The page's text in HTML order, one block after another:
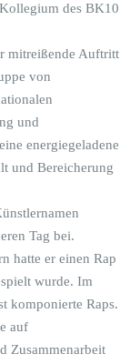
des BK10
mitreißende Auftritt
von
und
energiegeladene
und Bereicherung
Tag bei.
hatte er einen Rap
wurde. Im
komponierte Raps.
auf
Zusammenarbeit